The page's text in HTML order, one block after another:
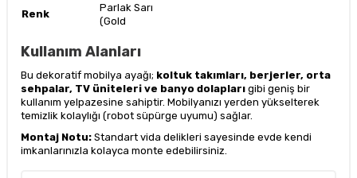
Renk
Parlak Sarı
(Gold
Kullanım Alanları
Bu dekoratif mobilya ayağı; koltuk takımları, berjerler, orta
sehpalar, TV üniteleri ve banyo dolapları gibi geniş bir
kullanım yelpazesine sahiptir. Mobilyanızı yerden yükselterek
temizlik kolaylığı (robot süpürge uyumu) sağlar.
Montaj Notu: Standart vida delikleri sayesinde evde kendi
imkanlarınızla kolayca monte edebilirsiniz.